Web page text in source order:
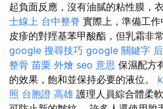
起負面反應，沒有油膩的粘性膜，
士線上 台中整脊 實際上，準備工
皮疹的對羥基苯甲酸酯，但乳霜非
google 搜尋技巧 google 關鍵字
整骨 苗栗 外燴 seo 意思 保濕配方
的效果，飽和並保持必要的液位。
照 台胞證 高雄 護理人員綜合體柔